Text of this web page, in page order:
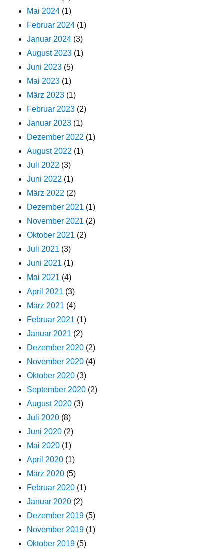
Mai 2024 (1)
Februar 2024 (1)
Januar 2024 (3)
August 2023 (1)
Juni 2023 (5)
Mai 2023 (1)
März 2023 (1)
Februar 2023 (2)
Januar 2023 (1)
Dezember 2022 (1)
August 2022 (1)
Juli 2022 (3)
Juni 2022 (1)
März 2022 (2)
Dezember 2021 (1)
November 2021 (2)
Oktober 2021 (2)
Juli 2021 (3)
Juni 2021 (1)
Mai 2021 (4)
April 2021 (3)
März 2021 (4)
Februar 2021 (1)
Januar 2021 (2)
Dezember 2020 (2)
November 2020 (4)
Oktober 2020 (3)
September 2020 (2)
August 2020 (3)
Juli 2020 (8)
Juni 2020 (2)
Mai 2020 (1)
April 2020 (1)
März 2020 (5)
Februar 2020 (1)
Januar 2020 (2)
Dezember 2019 (5)
November 2019 (1)
Oktober 2019 (5)